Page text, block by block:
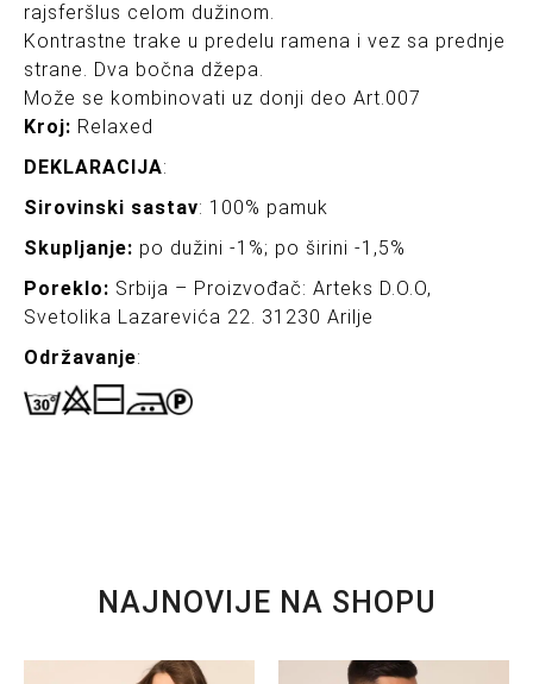
rajsferšlus celom dužinom.
Kontrastne trake u predelu ramena i vez sa prednje
strane. Dva bočna džepa.
Može se kombinovati uz donji deo Art.007
Kroj: Relaxed
DEKLARACIJA:
Sirovinski sastav: 100% pamuk
Skupljanje: po dužini -1%; po širini -1,5%
Poreklo: Srbija – Proizvođač: Arteks D.O.O,
Svetolika Lazarevića 22. 31230 Arilje
Održavanje:
NAJNOVIJE NA SHOPU